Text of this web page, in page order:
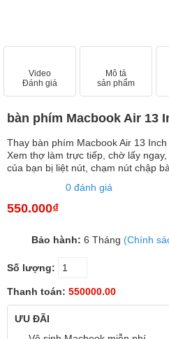
Video
Đánh giá
Mô tả
sản phẩm
bàn phím Macbook Air 13
Thay bàn phím Macbook Air 13
Xem thợ làm trực tiếp, chờ lấy
của bạn bị liệt nút, chạm nút chập
0 đánh giá
550.000₫
Bảo hành: 6 Tháng (Chính
Số lượng:
Thanh toán: 550000.00
ƯU ĐÃI